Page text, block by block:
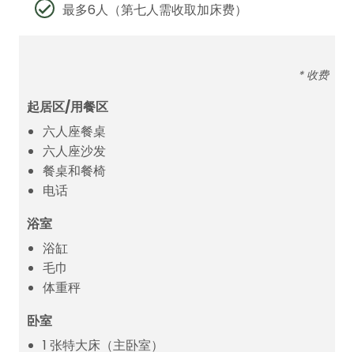
最多6人（第七人需收取加床费）
* 收费
起居区/用餐区
六人座餐桌
六人座沙发
餐桌和餐椅
电话
浴室
浴缸
毛巾
体重秤
卧室
1 张特大床（主卧室）